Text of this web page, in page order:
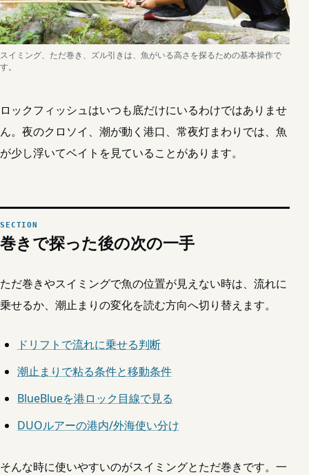
スイミング、ただ巻き、ズル引きは、魚がいる高さを探るための基本操作で
す。
ロックフィッシュはいつも底だけにいるわけではありませ
ん。夜のクロソイ、潮が動く港口、常夜灯まわりでは、魚
が少し浮いてベイトを見ていることがあります。
巻きで探った後の次の一手
ただ巻きやスイミングで魚の位置が見えない時は、流れに
乗せるか、潮止まりの変化を読む方向へ切り替えます。
ドリフトで流れに乗せる判断
潮止まりで粘る条件と移動条件
BlueBlueを港ロック目線で見る
DUOルアーの港内/外海使い分け
そんな時に使いやすいのがスイミングとただ巻きです。一